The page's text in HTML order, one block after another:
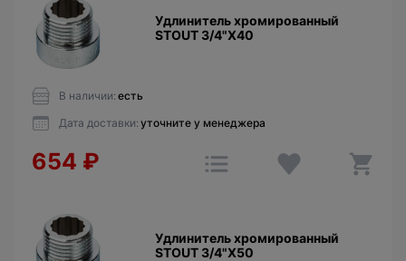
Удлинитель хромированный
STOUT 3/4"X40
В наличии: есть
Дата доставки: уточните у менеджера
654 ₽
Удлинитель хромированный
STOUT 3/4"X50